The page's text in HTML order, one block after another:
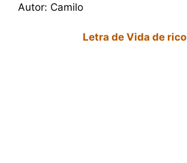
Autor: Camilo
Letra de Vida de rico